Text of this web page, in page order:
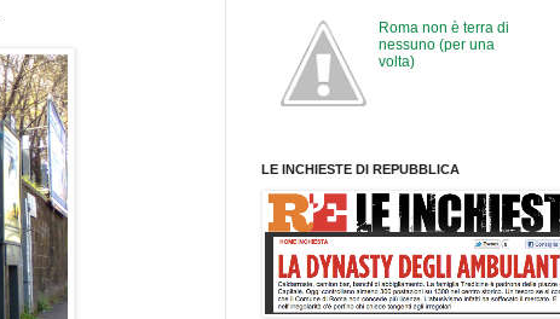
Roma non è terra di
nessuno (per una
volta)
LE INCHIESTE DI REPUBBLICA